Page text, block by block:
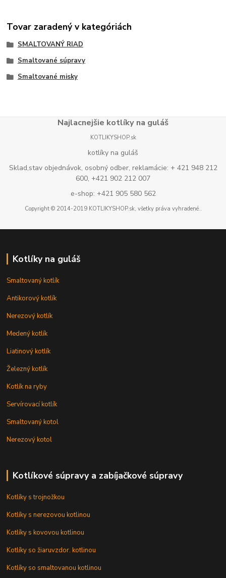
Tovar zaradený v kategóriách
SMALTOVANÝ RIAD
Smaltované súpravy
Smaltované misky
Najlacnejšie kotlíky na guláš
KOTLIKYSHOP.sk
kotlíky na guláš
Sklad,stav objednávok, osobný odber, reklamácie: + 421 948 212
600, +421 902 212 007
e-shop: +421 905 580 562
Copyright © 2014-2019 KOTLIKYSHOP.sk, všetky práva vyhradené..
Kotlíky na guláš
Smaltovaný kotlík
Antikorový kotlík
Nerezový kotlík
Medený kotlík
Liatinový kotlík
Železný kotlík
Kotlík na ryby
Servírovací kotlík
Smaltovaný kotol
Nerezový kotol
Kotlíkové súpravy a zabíjačkové súpravy
Kotlíky s trojnožkou
Kotlíky s nerezovou kotlinou
Kotlíky s kovovou kotlinou
Kotlíky so žiaruvzdor. kotlinou
Kotlíky so smaltovanou kotlinou